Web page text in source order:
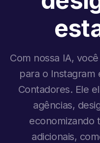
Com nossa IA,
para o Instagram
Contadores. Ele
agências,
economizando
adicionais,